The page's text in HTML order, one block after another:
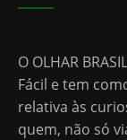
O OLHAR
Fácil e tem
relativa às
quem, não só